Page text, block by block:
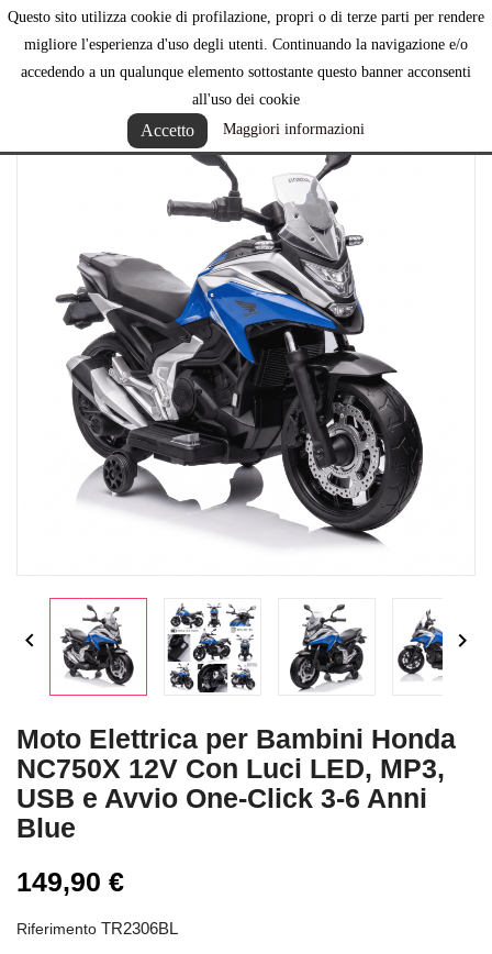
Questo sito utilizza cookie di profilazione, propri o di terze parti per rendere
migliore l'esperienza d'uso degli utenti. Continuando la navigazione e/o
accedendo a un qualunque elemento sottostante questo banner acconsenti
all'uso dei cookie
Accetto Maggiori informazioni

 
Moto Elettrica per Bambini Honda
NC750X 12V Con Luci LED, MP3,
USB e Avvio One-Click 3-6 Anni
Blue
149,90 €
Riferimento TR2306BL